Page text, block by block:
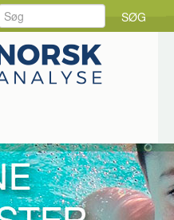
FORSIDE
KUNDEHISTORIER
DOWNLOAD
JOB HOS CKE
OM CKE